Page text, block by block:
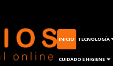
INICIO TECNOLOGÍA
CUIDADO E HIGIENE